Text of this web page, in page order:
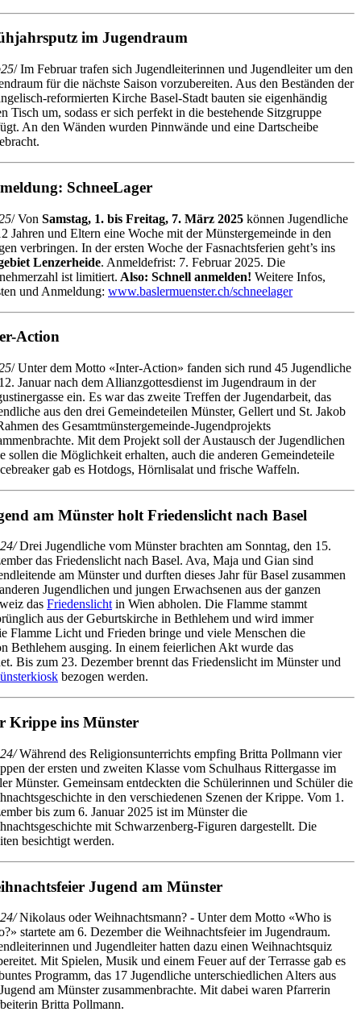
im Jugendraum
/ Im Februar trafen sich Jugendleiterinnen und Jugendleiter um den
für die nächste Saison vorzubereiten. Aus den Beständen der
reformierten Kirche Basel-Stadt bauten sie eigenhändig
Tisch um, sodass er sich perfekt in die bestehende Sitzgruppe
An den Wänden wurden Pinnwände und eine Dartscheibe
SchneeLager
/ Von Samstag, 1. bis Freitag, 7. März 2025 können Jugendliche
Jahren und Eltern eine Woche mit der Münstergemeinde in den
verbringen. In der ersten Woche der Fasnachtsferien geht’s ins
Lenzerheide. Anmeldefrist: 7. Februar 2025. Die
ist limitiert. Also: Schnell anmelden! Weitere Infos,
und Anmeldung: www.baslermuenster.ch/schneelager
Action
/ Unter dem Motto «Inter-Action» fanden sich rund 45 Jugendliche
Januar nach dem Allianzgottesdienst im Jugendraum in der
ein. Es war das zweite Treffen der Jugendarbeit, das
aus den drei Gemeindeteilen Münster, Gellert und St. Jakob
des Gesamtmünstergemeinde-Jugendprojekts
Mit dem Projekt soll der Austausch der Jugendlichen
sollen die Möglichkeit erhalten, auch die anderen Gemeindeteile
gab es Hotdogs, Hörnlisalat und frische Waffeln.
am Münster holt Friedenslicht nach Basel
Drei Jugendliche vom Münster brachten am Sonntag, den 15.
das Friedenslicht nach Basel. Ava, Maja und Gian sind
am Münster und durften dieses Jahr für Basel zusammen
Jugendlichen und jungen Erwachsenen aus der ganzen
das Friedenslichtin Wien abholen. Die Flamme stammt
aus der Geburtskirche in Bethlehem und wird immer
Flamme Licht und Frieden bringe und viele Menschen die
Bethlehem ausging. In einem feierlichen Akt wurde das
Bis zum 23. Dezember brennt das Friedenslicht im Münster und
bezogen werden.
Krippe ins Münster
Während des Religionsunterrichts empfing Britta Pollmann vier
der ersten und zweiten Klasse vom Schulhaus Rittergasse im
Münster. Gemeinsam entdeckten die Schülerinnen und Schüler die
in den verschiedenen Szenen der Krippe. Vom 1.
bis zum 6. Januar 2025 ist im Münster die
mit Schwarzenberg-Figuren dargestellt. Die
besichtigt werden.
Jugend am Münster
Nikolaus oder Weihnachtsmann? - Unter dem Motto «Who is
startete am 6. Dezember die Weihnachtsfeier im Jugendraum.
und Jugendleiter hatten dazu einen Weihnachtsquiz
Mit Spielen, Musik und einem Feuer auf der Terrasse gab es
Programm, das 17 Jugendliche unterschiedlichen Alters aus
am Münster zusammenbrachte. Mit dabei waren Pfarrerin
Britta Pollmann.